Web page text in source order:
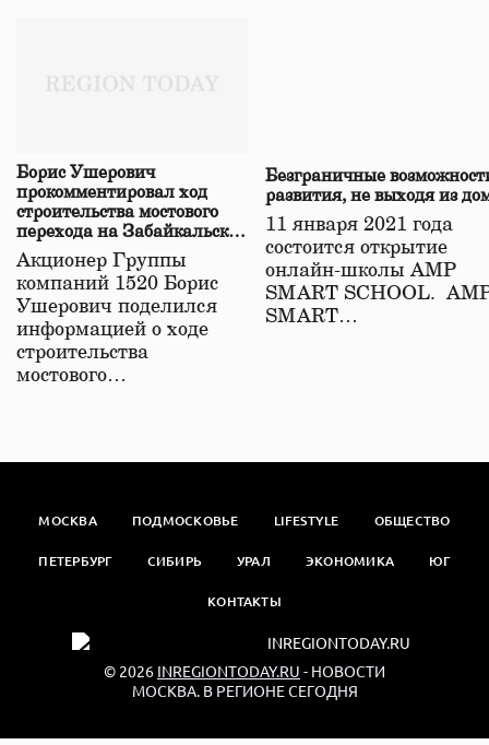
Борис Ушерович
прокомментировал ход
строительства мостового
перехода на Забайкальской
железной дороге
Акционер Группы
компаний 1520 Борис
Ушерович поделился
информацией о ходе
строительства
мостового…
Безграничные
развития, не выходя из
11 января 2021 года
состоится открытие
онлайн-школы АМР
SMART SCHOOL.
SMART…
МОСКВА ПОДМОСКОВЬЕ LIFESTYLE ОБЩЕСТВО
ПЕТЕРБУРГ СИБИРЬ УРАЛ ЭКОНОМИКА ЮГ
КОНТАКТЫ
© 2026 INREGIONTODAY.RU - НОВОСТИ
МОСКВА. В РЕГИОНЕ СЕГОДНЯ